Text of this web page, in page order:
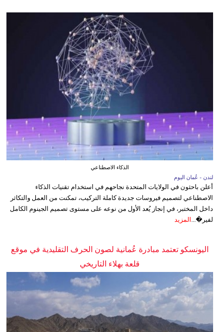
الذكاء الاصطناعي
لندن - عُمان اليوم
أعلن باحثون في الولايات المتحدة نجاحهم في استخدام تقنيات الذكاء
الاصطناعي لتصميم فيروسات جديدة كاملة التركيب، تمكنت من العمل والتكاثر
داخل المختبر، في إنجاز يُعد الأول من نوعه على مستوى تصميم الجينوم الكامل
لفير�...
المزيد
اليونسكو تعتمد مبادرة عُمانية لصون الحرف التقليدية في موقع
قلعة بهلاء التاريخي